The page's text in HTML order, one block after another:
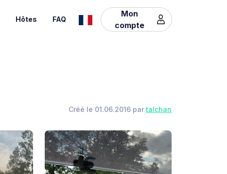
Hôtes FAQ
Mon
compte
Créé le 01.06.2016 partalchan